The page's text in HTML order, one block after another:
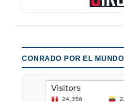
CONRADO POR EL MUNDO